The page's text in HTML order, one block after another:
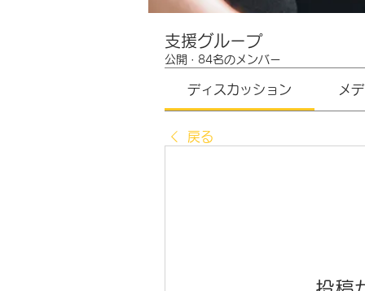
支援グループ
公開 · 84名のメンバー
ディスカッション メ
戻る